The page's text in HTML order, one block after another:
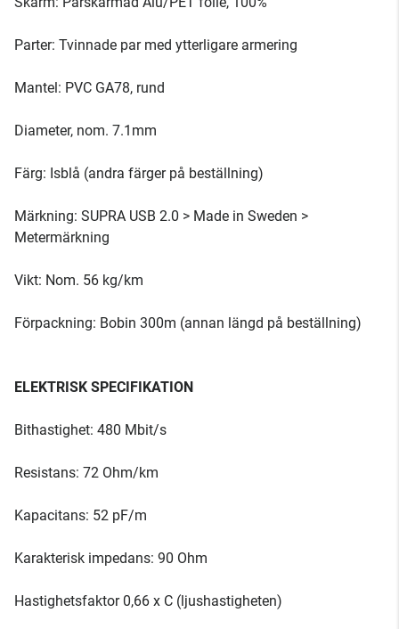
Parter: Tvinnade par med ytterligare armering
Mantel: PVC GA78, rund
Diameter, nom. 7.1mm
Färg: Isblå (andra färger på beställning)
Märkning: SUPRA USB 2.0 > Made in Sweden >
Metermärkning
Vikt: Nom. 56 kg/km
Förpackning: Bobin 300m (annan längd på beställning)
ELEKTRISK SPECIFIKATION
Bithastighet: 480 Mbit/s
Resistans: 72 Ohm/km
Kapacitans: 52 pF/m
Karakterisk impedans: 90 Ohm
Hastighetsfaktor 0,66 x C (ljushastigheten)